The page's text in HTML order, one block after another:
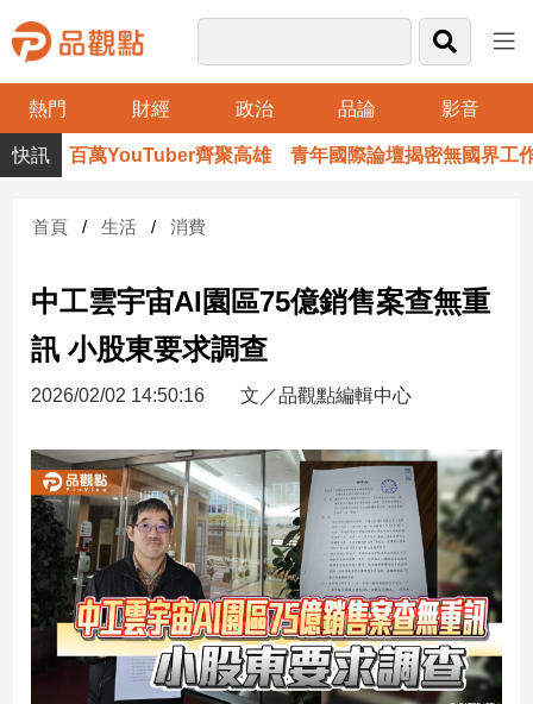
熱門 財經 政治 品論 影音
品
觀
財
台
財
新
產
經/
股
市
房
地
產
百萬YouTuber齊聚高雄 青年國際論壇揭密無國界工作術
首頁 生活 消費
中工雲宇宙AI園區75億銷售案查無重
訊 小股東要求調查
2026/02/02 14:50:16 文／品觀點編輯中心